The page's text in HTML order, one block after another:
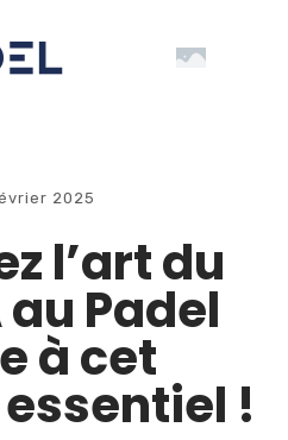
2025
l’art du
au Padel
à cet
!